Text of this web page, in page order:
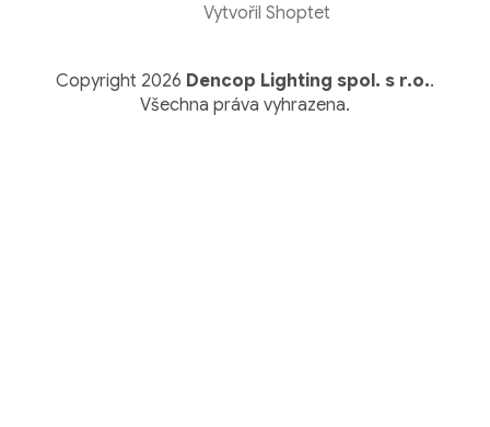
Vytvořil Shoptet
Copyright 2026 Dencop Lighting spol. s r.o..
Všechna práva vyhrazena.